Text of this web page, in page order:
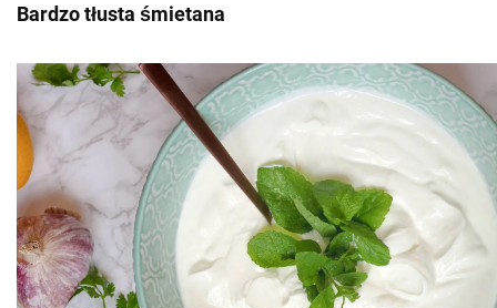
Bardzo tłusta śmietana